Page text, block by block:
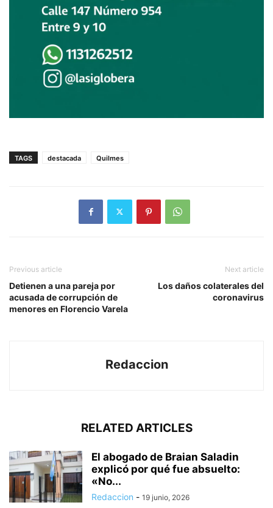
TAGS destacada Quilmes
Previous article
Detienen a una pareja por
acusada de corrupción de
menores en Florencio Varela
Next article
Los daños colaterales del
coronavirus
Redaccion
RELATED ARTICLES
El abogado de Braian Saladin
explicó por qué fue absuelto:
«No...
Redaccion - 19 junio, 2026